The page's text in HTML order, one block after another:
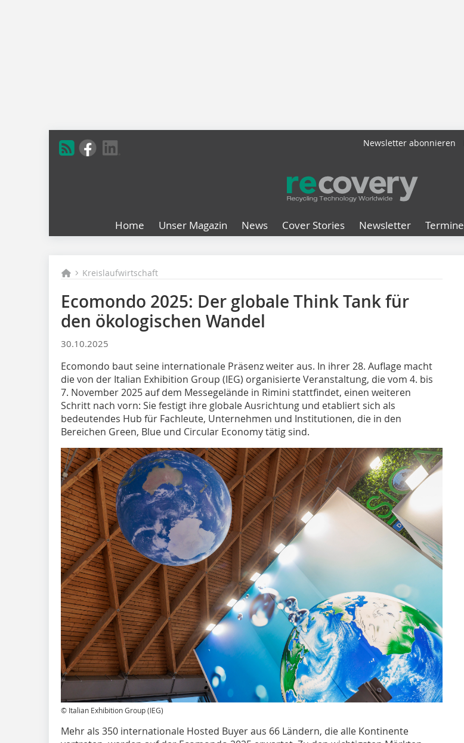
Newsletter abonnieren
Home Unser Magazin News Cover Stories Newsletter Termine
Kreislaufwirtschaft
Ecomondo 2025: Der globale Think Tank für
den ökologischen Wandel
30.10.2025
Ecomondo baut seine internationale Präsenz weiter aus. In ihrer 28. Auflage macht
die von der Italian Exhibition Group (IEG) organisierte Veranstaltung, die vom 4. bis
7. November 2025 auf dem Messegelände in Rimini stattfindet, einen weiteren
Schritt nach vorn: Sie festigt ihre globale Ausrichtung und etabliert sich als
bedeutendes Hub für Fachleute, Unternehmen und Institutionen, die in den
Bereichen Green, Blue und Circular Economy tätig sind.
© Italian Exhibition Group (IEG)
Mehr als 350 internationale Hosted Buyer aus 66 Ländern, die alle Kontinente